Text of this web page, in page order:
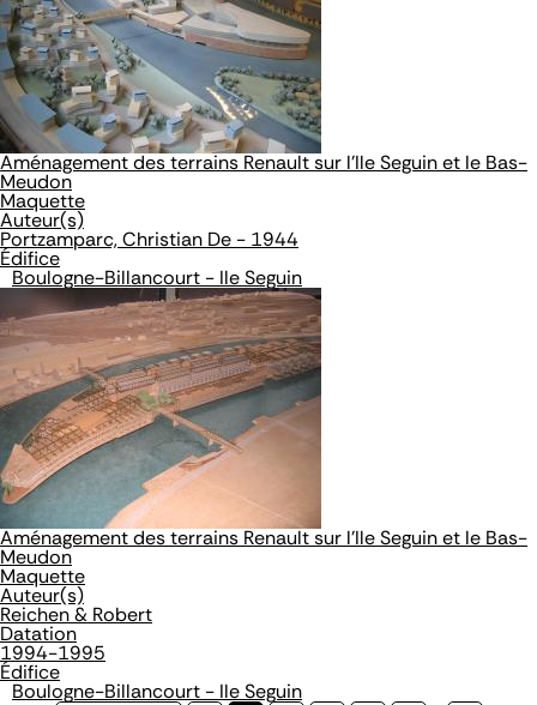
Aménagement des terrains Renault sur l'Ile Seguin et le Bas-
Meudon
Maquette
Auteur(s)
Portzamparc, Christian De - 1944
Édifice
Boulogne-Billancourt - Ile Seguin
Aménagement des terrains Renault sur l'Ile Seguin et le Bas-
Meudon
Maquette
Auteur(s)
Reichen & Robert
Datation
1994-1995
Édifice
Boulogne-Billancourt - Ile Seguin